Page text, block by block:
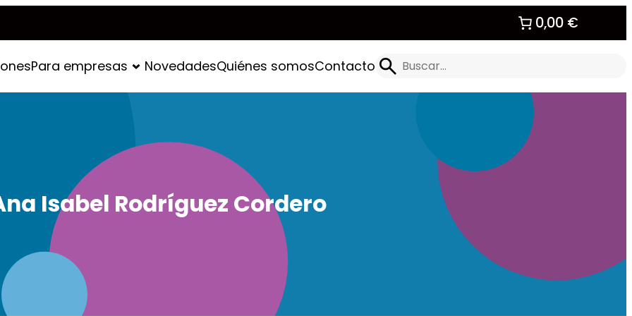
0,00 €
Para empresas NovedadesQuiénes somosContacto Buscar
Isabel Rodríguez Cordero